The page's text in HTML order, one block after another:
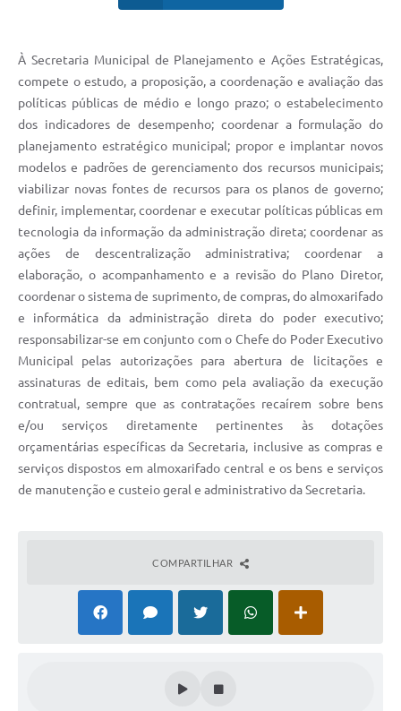
À Secretaria Municipal de Planejamento e Ações Estratégicas,
compete o estudo, a proposição, a coordenação e avaliação das
políticas públicas de médio e longo prazo; o estabelecimento
dos indicadores de desempenho; coordenar a formulação do
planejamento estratégico municipal; propor e implantar novos
modelos e padrões de gerenciamento dos recursos municipais;
viabilizar novas fontes de recursos para os planos de governo;
definir, implementar, coordenar e executar políticas públicas em
tecnologia da informação da administração direta; coordenar as
ações de descentralização administrativa; coordenar a
elaboração, o acompanhamento e a revisão do Plano Diretor,
coordenar o sistema de suprimento, de compras, do almoxarifado
e informática da administração direta do poder executivo;
responsabilizar-se em conjunto com o Chefe do Poder Executivo
Municipal pelas autorizações para abertura de licitações e
assinaturas de editais, bem como pela avaliação da execução
contratual, sempre que as contratações recaírem sobre bens
e/ou serviços diretamente pertinentes às dotações
orçamentárias específicas da Secretaria, inclusive as compras e
serviços dispostos em almoxarifado central e os bens e serviços
de manutenção e custeio geral e administrativo da Secretaria.
COMPARTILHAR